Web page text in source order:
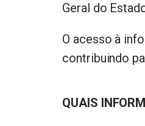
Geral do
O acesso à
contribuindo
QUAIS